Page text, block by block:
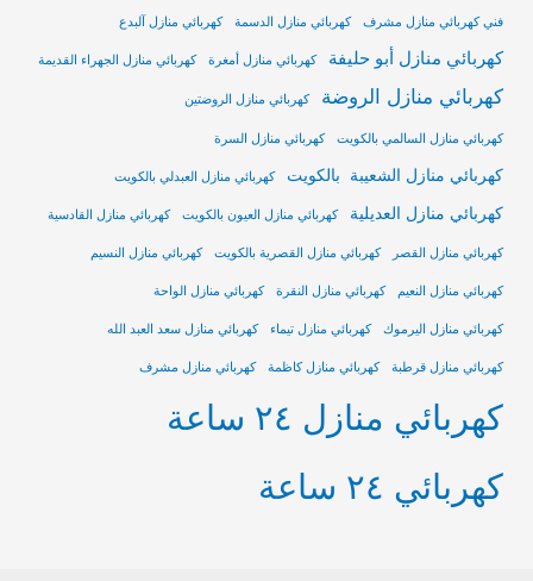
فني كهربائي منازل مشرف كهربائي منازل الدسمة كهربائي منازل آلبدع
كهربائي منازل أبو حليفة كهربائي منازل أمغرة كهربائي منازل الجهراء القديمة
كهربائي منازل الروضة كهربائي منازل الروضتين
كهربائي منازل السالمي بالكويت كهربائي منازل السرة
كهربائي منازل الشعيبة بالكويت كهربائي منازل العبدلي بالكويت
كهربائي منازل العديلية كهربائي منازل العيون بالكويت كهربائي منازل القادسية
كهربائي منازل القصر كهربائي منازل القصرية بالكويت كهربائي منازل النسيم
كهربائي منازل النعيم كهربائي منازل النقرة كهربائي منازل الواحة
كهربائي منازل اليرموك كهربائي منازل تيماء كهربائي منازل سعد العبد الله
كهربائي منازل قرطبة كهربائي منازل كاظمة كهربائي منازل مشرف
كهربائي منازل ٢٤ ساعة
كهربائي ٢٤ ساعة